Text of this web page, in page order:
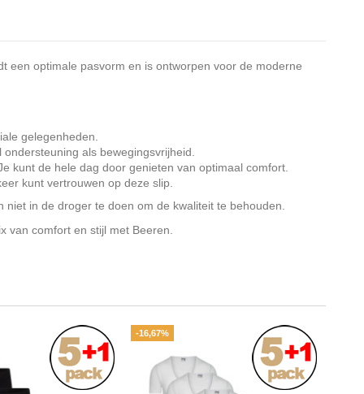
een optimale pasvorm en is ontworpen voor de moderne
gelegenheden.
als bewegingsvrijheid.
kunt de hele dag door genieten van optimaal comfort.
kunt vertrouwen op deze slip.
in de droger te doen om de kwaliteit te behouden.
van comfort en stijl met Beeren.
-16,67%